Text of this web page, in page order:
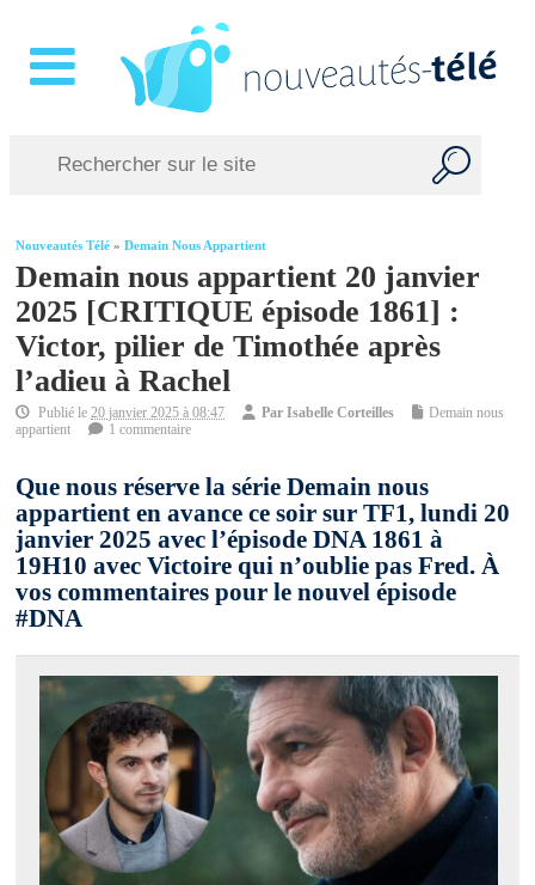
Nouveautés Télé »Demain Nous Appartient
Demain nous appartient 20 janvier
2025 [CRITIQUE épisode 1861] :
Victor, pilier de Timothée après
l’adieu à Rachel
Publié le20 janvier 2025 à 08:47 ParIsabelle Corteilles
Demain nous
appartient
1 commentaire
Que nous réserve la série Demain nous
appartient en avance ce soir sur TF1, lundi 20
janvier 2025 avec l’épisode DNA 1861 à
19H10 avec Victoire qui n’oublie pas Fred. À
vos commentaires pour le nouvel épisode
#DNA